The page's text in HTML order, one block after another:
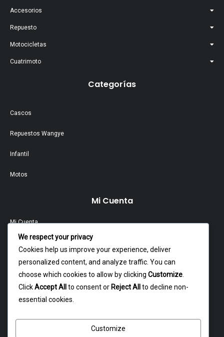
Accesorios
Repuesto
Motocicletas
Cuatrimoto
Categorías
Cascos
Repuestos Wangye
Infantil
Motos
Mi Cuenta
Mi Cuenta
Garantía Y Devoluciones
Política Y Privacidad
Dagoberto godoy 16, cerrillos
We respect your privacy
Cookies help us improve your experience, deliver
personalized content, and analyze traffic. You can
choose which cookies to allow by clicking Customize
ClickAccept All to consent or Reject All to decline non-
essential cookies.
Customize